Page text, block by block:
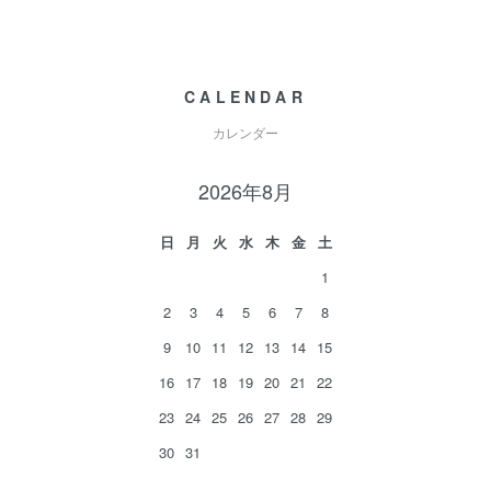
CALENDAR
カレンダー
2026年8月
日 月 火 水 木 金
土
1
2
3 4 5 6 7
8
9
10 11 12 13 14 15
16 17 18 19 20 21
22
23 24 25 26 27 28 29
30 31